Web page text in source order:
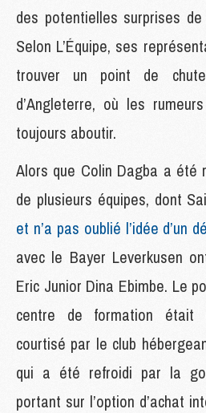
des potentielles surprises
Selon L’Équipe, ses
trouver un point de
d’Angleterre, où les
toujours aboutir.
Alors que Colin Dagba a été
de plusieurs équipes, dont
et n’a pas oublié l’idée d’un
avec le Bayer Leverkusen
Eric Junior Dina Ebimbe. Le
centre de formation était
courtisé par le club
qui a été refroidi par la
portant sur l’option d’achat